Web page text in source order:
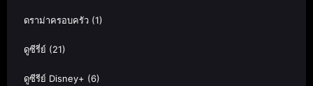
ดราม่าครอบครัว (1)
ดูซีรี่ย์ (21)
ดูซีรีย์ Disney+ (6)